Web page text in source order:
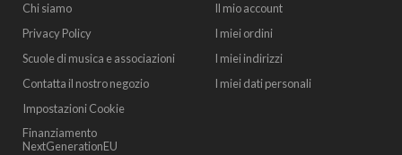
Chi siamo
Privacy Policy
Scuole di musica e associazioni
Contatta il nostro negozio
Impostazioni Cookie
Finanziamento
NextGenerationEU
Il mio account
I miei ordini
I miei indirizzi
I miei dati personali